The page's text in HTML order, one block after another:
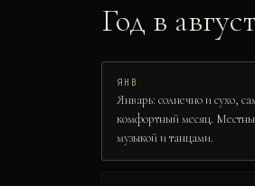
Год в август
ЯНВ
Январь: солнечно и сухо,
комфортный месяц.
музыкой и танцами.